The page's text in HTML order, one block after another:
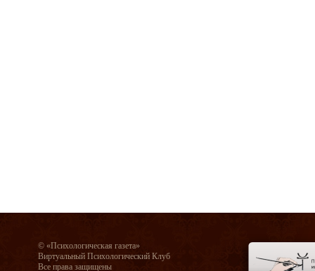
© «Психологическая газета»
Виртуальный Психологический Клуб
Все права защищены